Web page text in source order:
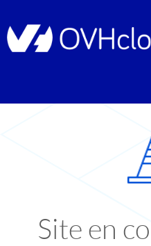
Site en